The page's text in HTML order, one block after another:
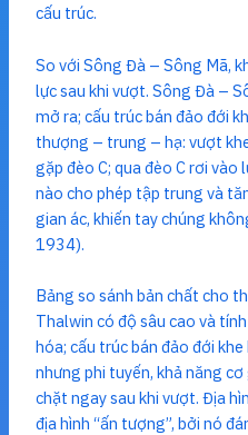
cấu trúc.
So với Sông Đà – Sông Mã,
lực sau khi vượt. Sông Đà –
mở ra; cấu trúc bán đảo đới
thượng – trung – hạ: vượt
gặp đèo C; qua đèo C rơi
nào cho phép tập trung và
gian ác, khiến tay chúng
1934).
Bảng so sánh bản chất cho
Thalwin có độ sâu cao và
hóa; cấu trúc bán đảo đới
nhưng phi tuyến, khả năng
chặt ngay sau khi vượt. Địa
địa hình “ấn tượng”, bởi nó